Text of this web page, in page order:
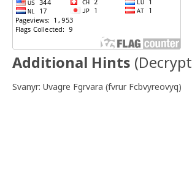
Additional Hints (Decrypt
Svanyr: Uvagre Fgrvara (fvrur Fcbvyreovyq)